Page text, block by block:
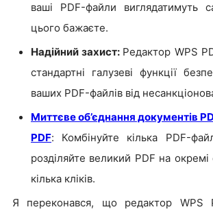
ваші PDF-файли виглядатимуть
цього бажаєте.
Надійний захист: Редактор WPS
стандартні галузеві функції
ваших PDF-файлів від
Миттєве об’єднання документів
PDF: Комбінуйте кілька PDF-
розділяйте великий PDF на
кілька кліків.
Я переконався, що редактор WPS